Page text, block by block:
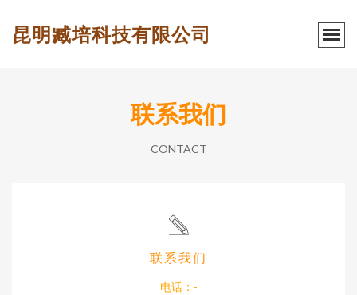
昆明臧培科技有限公司
联系我们
CONTACT
联系我们
电话：-